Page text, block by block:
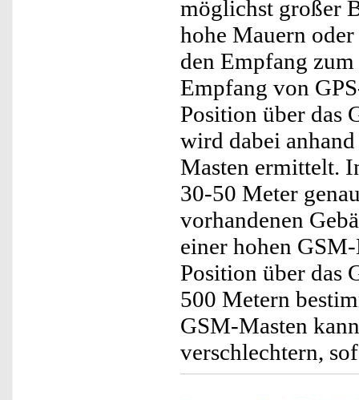
möglichst großer
hohe Mauern
den Empfang
Empfang von
Position über das
wird dabei
Masten ermittelt.
30-50 Meter
vorhandenen
einer hohen
Position über das
500 Metern
GSM-Masten
verschlechtern,